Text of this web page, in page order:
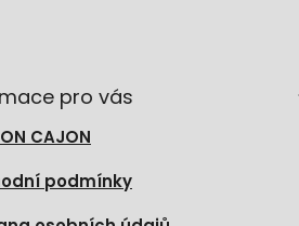
pro vás
CAJON
podmínky